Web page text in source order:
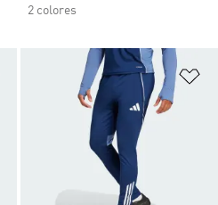
2 colores
Añadir a la lista de deseos